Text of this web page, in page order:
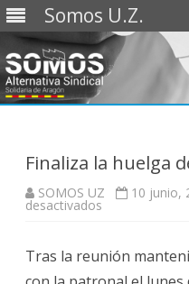
Somos U.Z.
Finaliza la huelga
SOMOS UZ 10 junio,
desactivados
de
la
limpieza
Tras la reunión